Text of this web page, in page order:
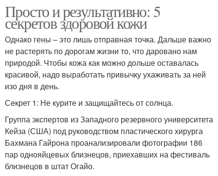
Просто и результативно: 5
секретов здоровой кожи
Однако гены – это лишь отправная точка. Дальше важно
не растерять по дорогам жизни то, что даровано нам
природой. Чтобы кожа как можно дольше оставалась
красивой, надо выработать привычку ухаживать за ней
изо дня в день.
Секрет 1: Не курите и защищайтесь от солнца.
Группа экспертов из Западного резервного университета
Кейза (США) под руководством пластического хирурга
Бахмана Гайрона проанализировали фотографии 186
пар однояйцевых близнецов, приехавших на фестиваль
близнецов в штат Огайо.